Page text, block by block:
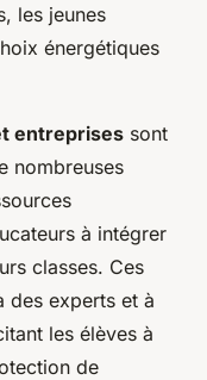
les jeunes
énergétiques
entreprises sont
nombreuses
à intégrer
classes. Ces
des experts et à
les élèves à
de